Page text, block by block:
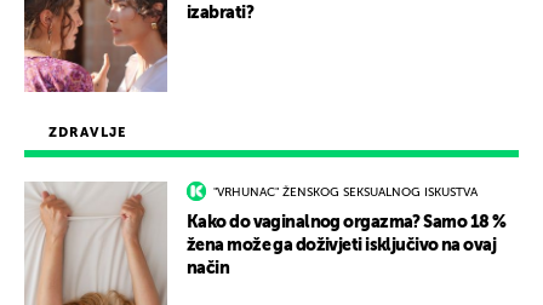
ZDRAVLJE
"VRHUNAC" ŽENSKOG SEKSUALNOG ISKUSTVA
Kako do vaginalnog orgazma? Samo 18 %
žena može ga doživjeti isključivo na ovaj
način
izabrati?